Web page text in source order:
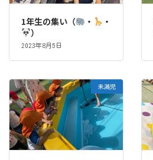
1年生の集い（ ・
・
）
2023年8月5日
未満児